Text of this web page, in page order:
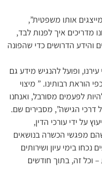
אותו משפטית”,
מדריכים איך לפנות לבד,
והידע הדרושים כדי שהפונה
ופועל להנגיש מידע גם
הוראת רבותינו. ” מיצוי
לפעמים מסורבל, ואנחנו
הגישה”, מסבירים שם.
ניתנו 286 שיחות ייעוץ על ידי עורכי הדין,
– שהם מפגשי הכשרה בנושאים
430 משתתפים נכחו בימי עיון ושירותים
במערכת – וכל זה, בתוך חודשים